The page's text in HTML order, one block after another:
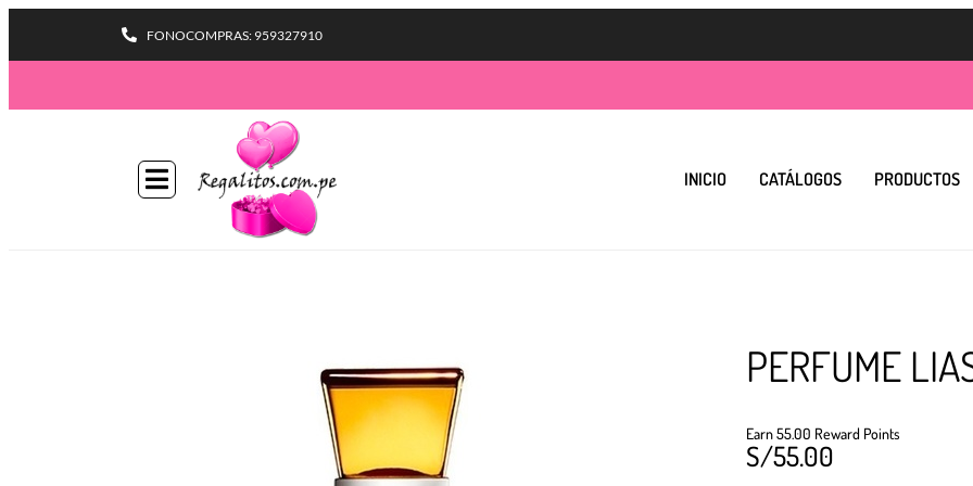
FONOCOMPRAS: 959327910
INICIO CATÁLOGOS PRODUCTOS
PERFUME
Earn 55.00 Reward Points
S/55.00